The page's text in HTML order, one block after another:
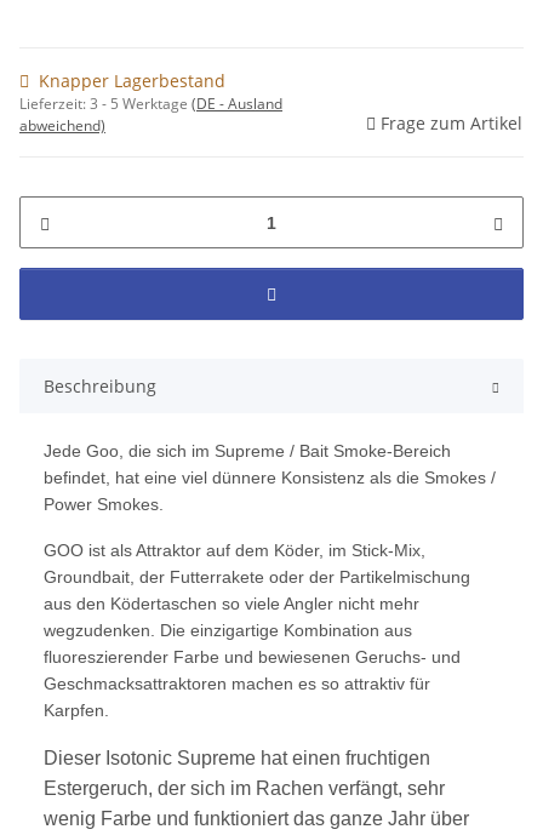
Knapper Lagerbestand
Lieferzeit:3 - 5 Werktage (DE - Ausland
abweichend)
Frage zum Artikel
Beschreibung
Jede Goo, die sich im Supreme / Bait Smoke-Bereich
befindet, hat eine viel dünnere Konsistenz als die Smokes /
Power Smokes.
GOO ist als Attraktor auf dem Köder, im Stick-Mix,
Groundbait, der Futterrakete oder der Partikelmischung
aus den Ködertaschen so viele Angler nicht mehr
wegzudenken. Die einzigartige Kombination aus
fluoreszierender Farbe und bewiesenen Geruchs- und
Geschmacksattraktoren machen es so attraktiv für
Karpfen.
Dieser Isotonic Supreme hat einen fruchtigen
Estergeruch, der sich im Rachen verfängt, sehr
wenig Farbe und funktioniert das ganze Jahr über